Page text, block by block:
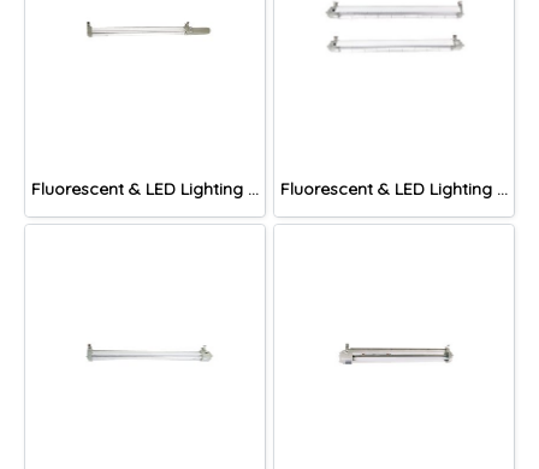
Fluorescent & LED Lighting Fixture, DFP-C Series (Capsule end cap) Fluorescent & LED Lighting Fixture, DFP1-S Series (Short end cap)